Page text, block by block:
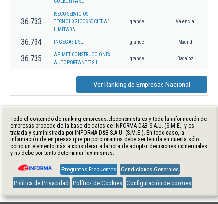
COLECTIVA SL
36.733
ISECO SERVICIOS
TECNOLOGICOS SOCIEDAD
LIMITADA.
grande Valencia
36.734 INGEGASIL SL. grande Madrid
36.735
APIMET CONSTRUCCIONES
AUTOPORTANTES S.L.
grande Badajoz
Ver Ranking de Empresas Nacional
Todo el contenido de ranking-empresas.eleconomista.es y toda la información de
empresas procede de la base de datos de INFORMA D&B S.A.U. (S.M.E.) y es
tratada y suministrada por INFORMA D&B S.A.U. (S.M.E.). En todo caso, la
información de empresas que proporcionamos debe ser tenida en cuenta sólo
como un elemento más a considerar a la hora de adoptar decisiones comerciales
y no debe por tanto determinar las mismas.
Preguntas Frecuentes Condiciones Generales
Política de Privacidad
Política de Cookies Configuración de cookies